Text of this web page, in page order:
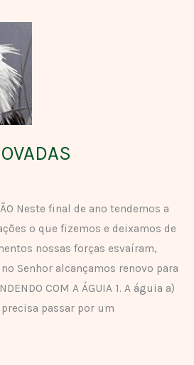
Neste final de ano tendemos a
o que fizemos e deixamos de
nossas forças esvaíram,
Senhor alcançamos renovo para
COM A ÁGUIA 1. A águia a)
passar por um